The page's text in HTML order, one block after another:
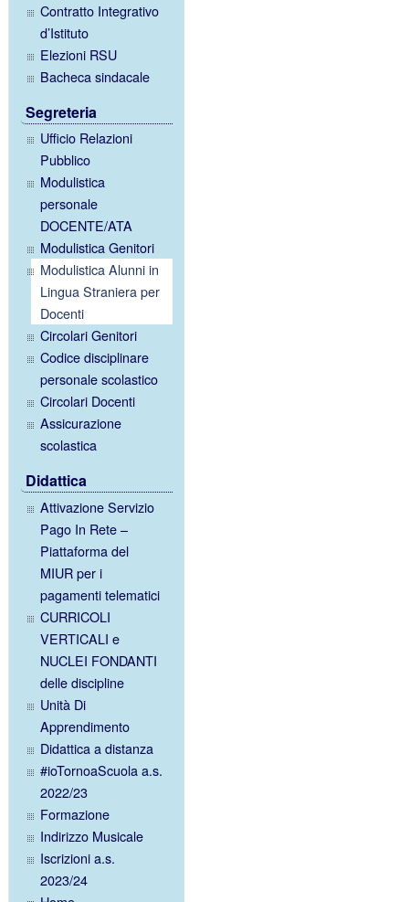
Contratto Integrativo
d’Istituto
Elezioni RSU
Bacheca sindacale
Segreteria
Ufficio Relazioni
Pubblico
Modulistica
personale
DOCENTE/ATA
Modulistica Genitori
Modulistica Alunni in
Lingua Straniera per
Docenti
Circolari Genitori
Codice disciplinare
personale scolastico
Circolari Docenti
Assicurazione
scolastica
Didattica
Attivazione Servizio
Pago In Rete –
Piattaforma del
MIUR per i
pagamenti telematici
CURRICOLI
VERTICALI e
NUCLEI FONDANTI
delle discipline
Unità Di
Apprendimento
Didattica a distanza
#ioTornoaScuola a.s.
2022/23
Formazione
Indirizzo Musicale
Iscrizioni a.s.
2023/24